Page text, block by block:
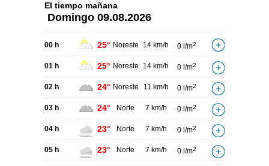
El tiempo mañana
Domingo 09.08.2026
00 h 25° Noreste 14 km/h 0 l/m2
01 h 25° Noreste 14 km/h 0 l/m2
02 h 24° Noreste 11 km/h 0 l/m2
03 h 24° Norte 7 km/h 0 l/m2
04 h 23° Norte 7 km/h 0 l/m2
05 h 23° Norte 7 km/h 0 l/m2